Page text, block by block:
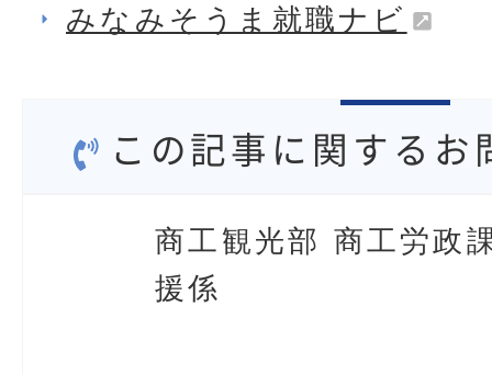
みなみそうま就職ナビ
この記事に関するお
商工観光部 商工労政
援係